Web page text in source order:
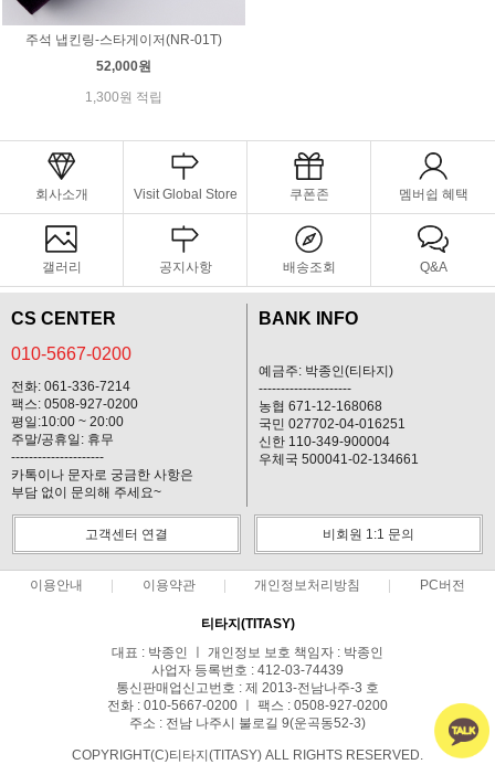
주석 냅킨링-스타게이저(NR-01T)
52,000원
1,300원 적립
회사소개 Visit Global Store 쿠폰존 멤버쉽 혜택
갤러리 공지사항 배송조회 Q&A
CS CENTER
010-5667-0200
전화: 061-336-7214
팩스: 0508-927-0200
평일:10:00 ~ 20:00
주말/공휴일: 휴무
---------------------
카톡이나 문자로 궁금한 사항은
부담 없이 문의해 주세요~
BANK INFO
예금주: 박종인(티타지)
---------------------
농협 671-12-168068
국민 027702-04-016251
신한 110-349-900004
우체국 500041-02-134661
고객센터 연결 비회원 1:1 문의
이용안내 이용약관 개인정보처리방침 PC버전
티타지(TITASY)
대표 : 박종인 ㅣ 개인정보 보호 책임자 : 박종인
사업자 등록번호 : 412-03-74439
통신판매업신고번호 : 제 2013-전남나주-3 호
전화 : 010-5667-0200 ㅣ 팩스 : 0508-927-0200
주소 : 전남 나주시 불로길 9(운곡동52-3)
COPYRIGHT(C)티타지(TITASY) ALL RIGHTS RESERVED.